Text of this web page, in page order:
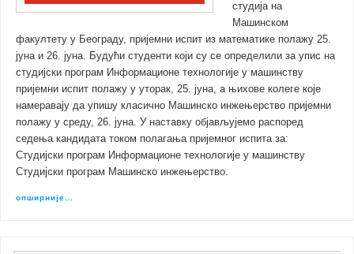
студија на
Машинском
факултету у Београду, пријемни испит из математике полажу 25.
јуна и 26. јуна. Будући студенти који су се определили за упис на
студијски програм Информационе технологије у машинству
пријемни испит полажу у уторак, 25. јуна, а њихове колеге које
намеравају да упишу класично Машинско инжењерство пријемни
полажу у среду, 26. јуна. У наставку објављујемо распоред
седења кандидата током полагања пријемног испита за:
Студијски програм Информационе технологије у машинству
Студијски програм Машинско инжењерство.
опширније…